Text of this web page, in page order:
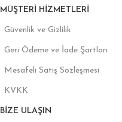
MÜŞTERI HIZMETLERI
Güvenlik ve Gizlilik
Geri Ödeme ve İade Şartları
Mesafeli Satış Sözleşmesi
KVKK
BIZE ULAŞIN